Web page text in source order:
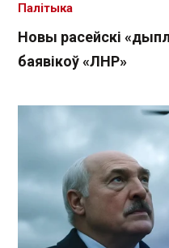
Новы расейскі
баявікоў «ЛНР»
Палітыка